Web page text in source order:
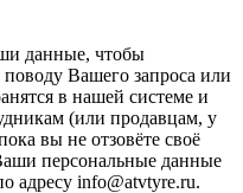
данные, чтобы
поводу Вашего запроса или
в нашей системе и
(или продавцам, у
вы не отзовёте своё
персональные данные
адресу info@atvtyre.ru.